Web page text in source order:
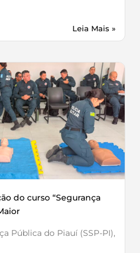
Leia Mais »
do curso “Segurança
Pública do Piauí (SSP-PI),